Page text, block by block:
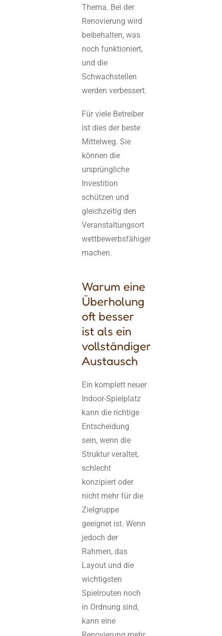
Thema. Bei der
Renovierung wird
beibehalten, was
noch funktioniert,
und die
Schwachstellen
werden verbessert.
Für viele Betreiber
ist dies der beste
Mittelweg. Sie
können die
ursprüngliche
Investition
schützen und
gleichzeitig den
Veranstaltungsort
wettbewerbsfähiger
machen.
Warum eine
Überholung
oft besser
ist als ein
vollständiger
Austausch
Ein komplett neuer
Indoor-Spielplatz
kann die richtige
Entscheidung
sein, wenn die
Struktur veraltet,
schlecht
konzipiert oder
nicht mehr für die
Zielgruppe
geeignet ist. Wenn
jedoch der
Rahmen, das
Layout und die
wichtigsten
Spielrouten noch
in Ordnung sind,
kann eine